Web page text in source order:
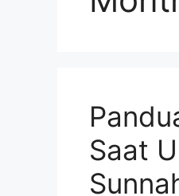
Saat